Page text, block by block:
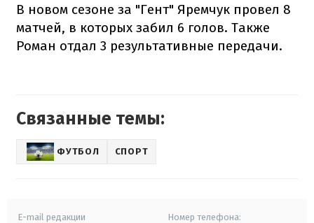
В новом сезоне за "Гент" Яремчук провел 8
матчей, в которых забил 6 голов. Также
Роман отдал 3 результативные передачи.
Связанные темы:
ФУТБОЛ СПОРТ
E-mail редакции Номер телефона: